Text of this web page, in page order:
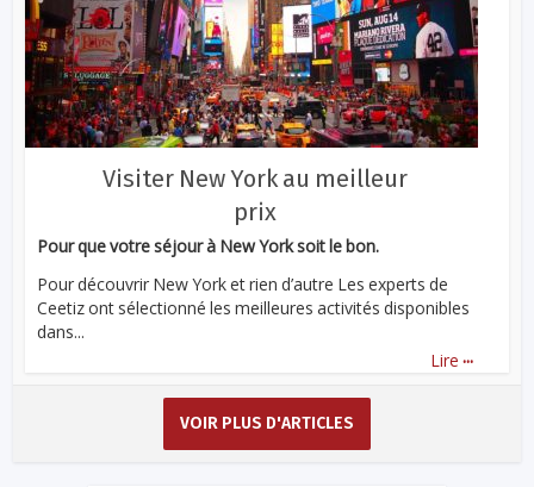
Visiter New York au meilleur
prix
Pour que votre séjour à New York soit le bon.
Pour découvrir New York et rien d’autre Les experts de
Ceetiz ont sélectionné les meilleures activités disponibles
dans...
Lire ...
VOIR PLUS D'ARTICLES